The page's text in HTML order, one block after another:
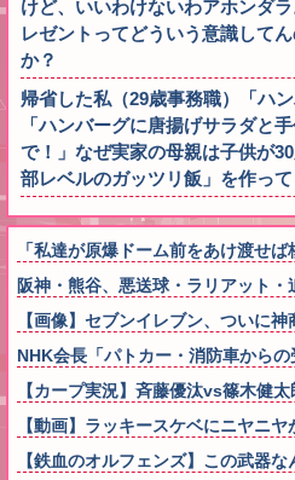
けど、いいわけないわアホンダ
レゼントってどういう意識して
か？
帰省した私（29歳事務職）「ハ
「ハンバーグに唐揚げサラダと
で！」なぜ実家の母親は子供が
部レベルのガッツリ飯」を作っ
「私達が原爆ドーム前をあけ渡せ
阪神・熊谷、悪送球・ラリアット
【画像】セブンイレブン、ついに
NHK会長「パトカー・消防車から
【カープ実況】斉藤優汰vs篠木健
【動画】ラッキースケベにニヤニ
【鉄血のオルフェンズ】この武器